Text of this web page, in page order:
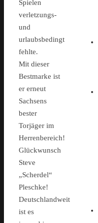
Spielen
verletzungs-
und
urlaubsbedingt
fehlte.
Mit dieser
Bestmarke ist
er erneut
Sachsens
bester
Torjäger im
Herrenbereich!
Glückwunsch
Steve
„Scherdel“
Pleschke!
Deutschlandweit
ist es